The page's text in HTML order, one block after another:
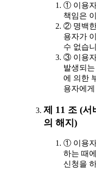
① 이용자
책임은
② 명백한
용자가
수 없습
③ 이용자
발생되
에 의한
용자에
제 11 조 (서
의 해지)
① 이용
하는 때
신청을